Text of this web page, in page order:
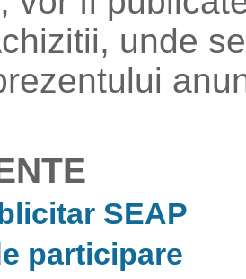
unde
SEAP
participare